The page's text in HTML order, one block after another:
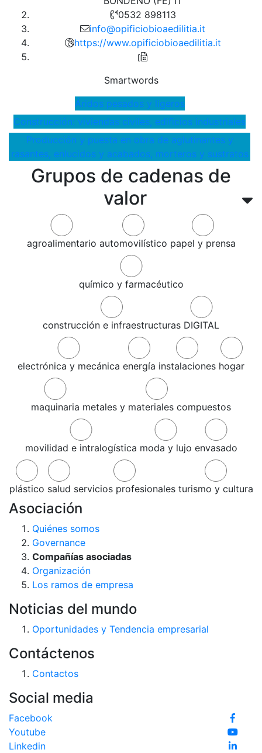
Grupos de cadenas de
valor
agroalimentario automovilístico papel y prensa
químico y farmacéutico
construcción e infraestructuras DIGITAL
electrónica y mecánica energía instalaciones hogar
maquinaria metales y materiales compuestos
movilidad e intralogística moda y lujo envasado
plástico salud servicios profesionales turismo y cultura
0532 898113
info@opificiobioaedilitia.it
https://www.opificiobioaedilitia.it
Smartwords
Áridos pesados y ligeros
Construcción: viviendas civiles, edificios industriales
Producción y puesta en obra de aglutinantes y
rasantes, enlucidos y acabados, morteros y sustratos
Asociación
Quiénes somos
Governance
Compañías asociadas
Organización
Los ramos de empresa
Noticias del mundo
Oportunidades y Tendencia empresarial
Contáctenos
Contactos
Social media
Facebook
Youtube
Linkedin